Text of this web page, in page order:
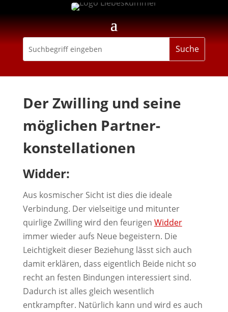
Der Zwilling und seine
möglichen Partner­
konstellationen
Widder:
Aus kosmischer Sicht ist dies die ideale
Verbindung. Der vielseitige und mitunter
quirlige Zwilling wird den feurigen Widder
immer wieder aufs Neue begeistern. Die
Leichtigkeit dieser Beziehung lässt sich auch
damit erklären, dass eigentlich Beide nicht so
recht an festen Bindungen interessiert sind.
Dadurch ist alles gleich wesentlich
entkrampfter. Natürlich kann und wird es auch